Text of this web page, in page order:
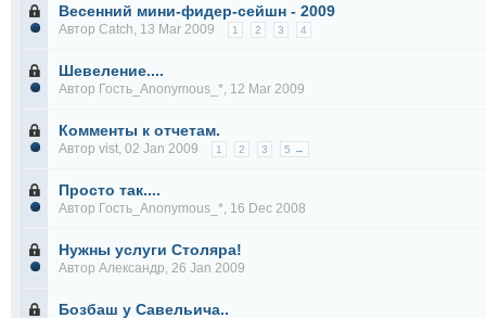
Весенний мини-фидер-сейшн - 2009
Автор Catch, 13 Mar 2009 1 2 3 4
Шевеление....
Автор Гость_Anonymous_*, 12 Mar 2009
Комменты к отчетам.
Автор vist, 02 Jan 2009 1 2 3 5 →
Просто так....
Автор Гость_Anonymous_*, 16 Dec 2008
Нужны услуги Столяра!
Автор Александр, 26 Jan 2009
Бозбаш у Савельича..